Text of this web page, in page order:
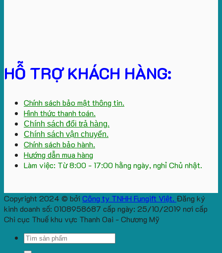
HỖ TRỢ KHÁCH HÀNG:
Chính sách bảo mật thông tin.
Hình thức thanh toán.
Chính sách đổi trả hàng.
Chính sách vận chuyển.
Chính sách bảo hành.
Hướng dẫn mua hàng
Làm việc: Từ 8:00 - 17:00 hằng ngày, nghỉ Chủ nhật.
Copyright 2024 © bởi Công ty TNHH Fungift Việt. Đăng ký
kinh doanh số: 0108958687 cấp ngày: 25/10/2019 nơi cấp
Chi cục Thuế khu vực Thanh Oai - Chương Mỹ
Search
for: